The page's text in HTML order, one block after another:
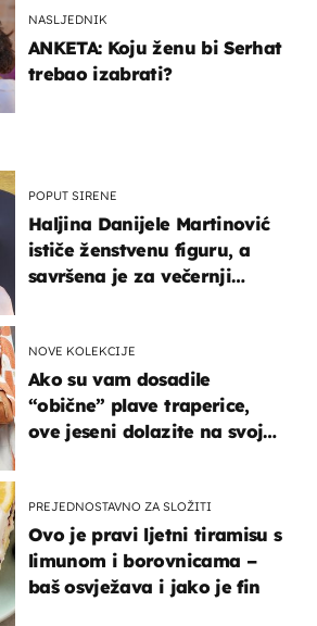
NASLJEDNIK
ANKETA: Koju ženu bi Serhat
trebao izabrati?
POPUT SIRENE
Haljina Danijele Martinović
ističe ženstvenu figuru, a
savršena je za večernji
NOVE KOLEKCIJE
Ako su vam dosadile
“obične” plave traperice,
ove jeseni dolazite na svoje
PREJEDNOSTAVNO ZA SLOŽITI
Ovo je pravi ljetni tiramisu s
limunom i borovnicama –
baš osvježava i jako je fin